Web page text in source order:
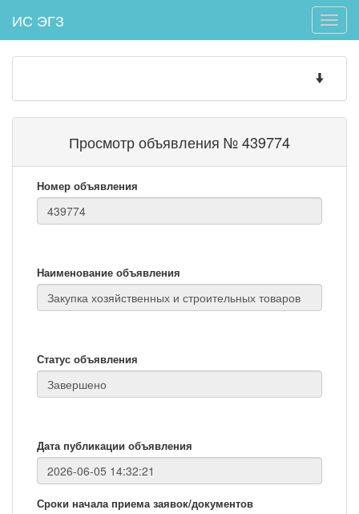
Toggle
ИС ЭГЗ
Toggle
Просмотр объявления № 439774
Номер объявления
Наименование объявления
Статус объявления
Дата публикации объявления
Сроки начала приема заявок/документов